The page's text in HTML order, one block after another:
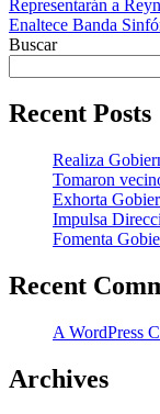
Navegación
de
Representarán a
Enaltece Banda
Buscar
Recent Posts
Realiza
Tomaron
Exhorta
Impulsa
Fomenta
Recent
A WordPress
Archives